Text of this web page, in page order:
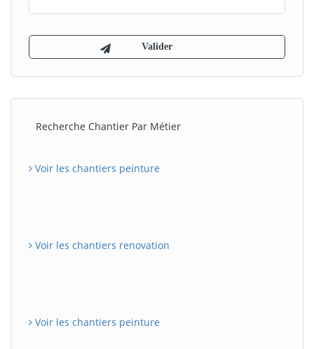
Recherche Chantier Par Métier
Voir les chantiers peinture
Voir les chantiers renovation
Voir les chantiers peinture